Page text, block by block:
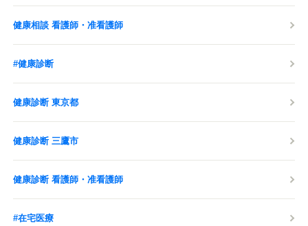
健康相談 看護師・准看護師
#健康診断
健康診断 東京都
健康診断 三鷹市
健康診断 看護師・准看護師
#在宅医療